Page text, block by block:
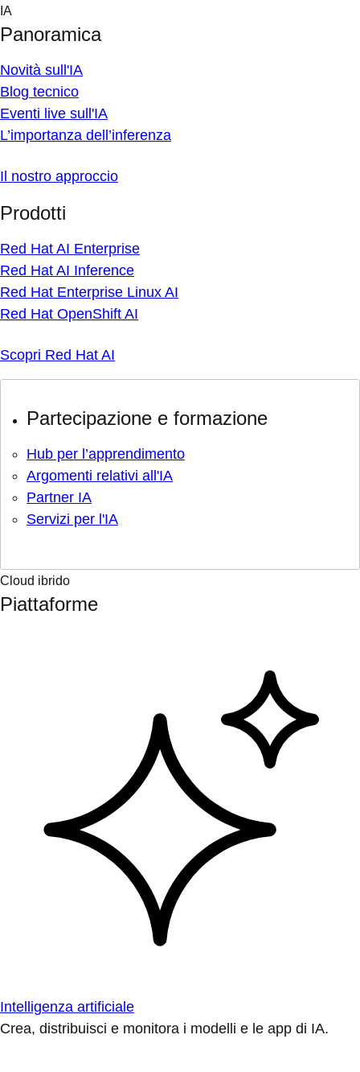
Skip
content
IA
Panoramica
Novità sull'IA
Blog tecnico
Eventi live sull'IA
L’importanza dell’inferenza
Il nostro approccio
Prodotti
Red Hat AI Enterprise
Red Hat AI Inference
Red Hat Enterprise Linux AI
Red Hat OpenShift AI
Scopri Red Hat AI
Partecipazione e formazione
Hub per l’apprendimento
Argomenti relativi all'IA
Partner IA
Servizi per l'IA
Cloud ibrido
Piattaforme
Intelligenza artificiale
Crea, distribuisci e monitora i modelli e le app di IA.